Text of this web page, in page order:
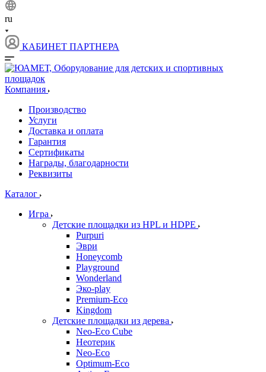
ru
КАБИНЕТ ПАРТНЕРА
Компания
Производство
Услуги
Доставка и оплата
Гарантия
Сертификаты
Награды, благодарности
Реквизиты
Каталог
Игра
Детские площадки из HPL и HDPE
Purpuri
Эври
Honeycomb
Playground
Wonderland
Эко-play
Premium-Eco
Kingdom
Детские площадки из дерева
Neo-Eco Cube
Неотерик
Neo-Eco
Оptimum-Еco